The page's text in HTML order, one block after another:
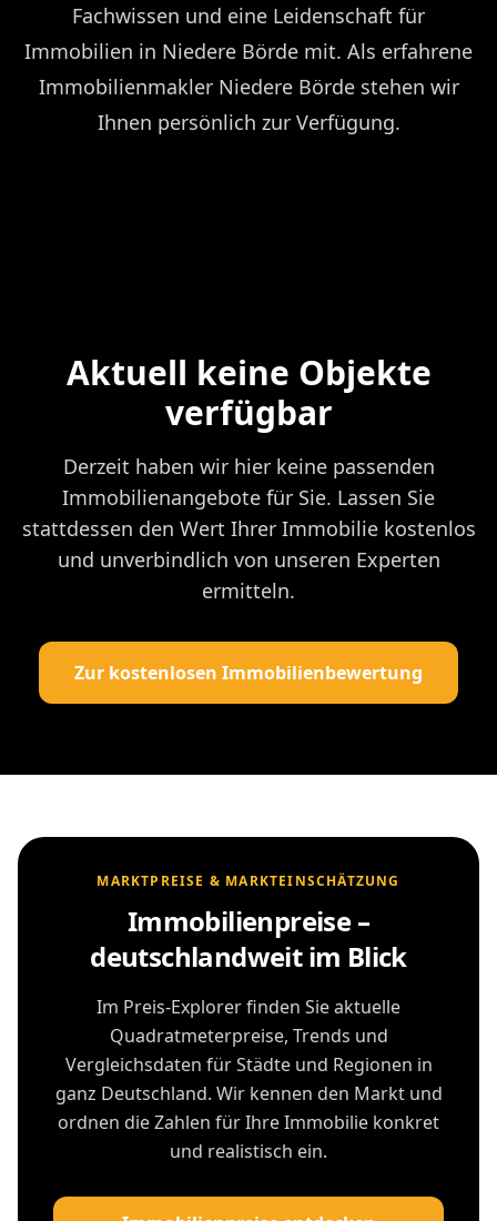
Fachwissen und eine Leidenschaft für
Immobilien in Niedere Börde mit. Als erfahrene
Immobilienmakler Niedere Börde stehen wir
Ihnen persönlich zur Verfügung.
Aktuell keine Objekte
verfügbar
Derzeit haben wir hier keine passenden
Immobilienangebote für Sie. Lassen Sie
stattdessen den Wert Ihrer Immobilie kostenlos
und unverbindlich von unseren Experten
ermitteln.
Zur kostenlosen Immobilienbewertung
MARKTPREISE & MARKTEINSCHÄTZUNG
Immobilienpreise –
deutschlandweit im Blick
Im Preis-Explorer finden Sie aktuelle
Quadratmeterpreise, Trends und
Vergleichsdaten für Städte und Regionen in
ganz Deutschland. Wir kennen den Markt und
ordnen die Zahlen für Ihre Immobilie konkret
und realistisch ein.